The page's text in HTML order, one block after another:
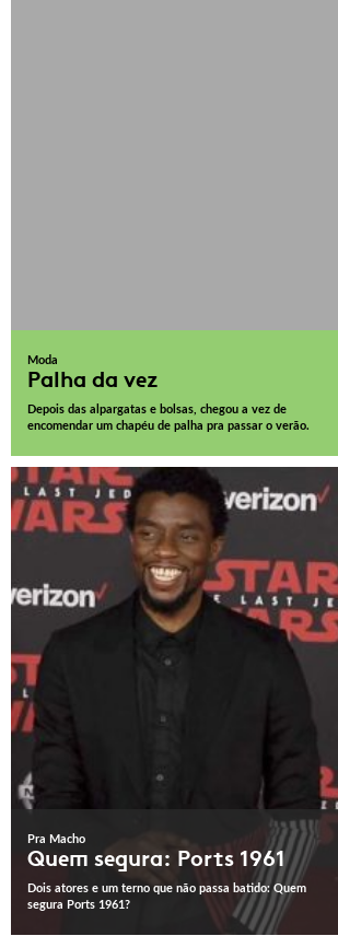
Moda
Palha da vez
Depois das alpargatas e bolsas, chegou a vez de
encomendar um chapéu de palha pra passar o verão.
Pra Macho
Quem segura: Ports 1961
Dois atores e um terno que não passa batido: Quem
segura Ports 1961?